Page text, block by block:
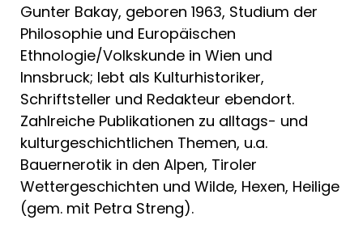
Gunter Bakay, geboren 1963, Studium der
Philosophie und Europäischen
Ethnologie/Volkskunde in Wien und
Innsbruck; lebt als Kulturhistoriker,
Schriftsteller und Redakteur ebendort.
Zahlreiche Publikationen zu alltags- und
kulturgeschichtlichen Themen, u.a.
Bauernerotik in den Alpen, Tiroler
Wettergeschichten und Wilde, Hexen, Heilige
(gem. mit Petra Streng).